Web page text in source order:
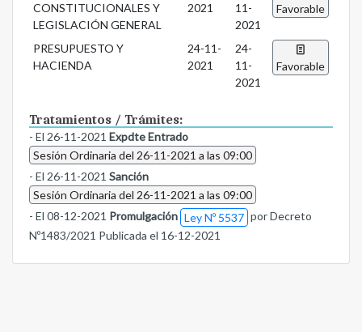
CONSTITUCIONALES Y
LEGISLACIÓN GENERAL
2021
11-
2021
Favorable
PRESUPUESTO Y
HACIENDA
24-11-
2021
24-
11-
2021
Favorable
Tratamientos / Trámites:
- El 26-11-2021 Expdte Entrado
Sesión Ordinaria del 26-11-2021 a las 09:00
- El 26-11-2021 Sanción
Sesión Ordinaria del 26-11-2021 a las 09:00
- El 08-12-2021 Promulgación Ley Nº 5537 por Decreto
Nº1483/2021 Publicada el 16-12-2021